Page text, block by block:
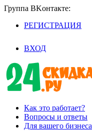
Группа BKoнтaктe:
РЕГИСТРАЦИЯ
ВХОД
Как это работает?
Вопросы и ответы
Для вашего бизнеса